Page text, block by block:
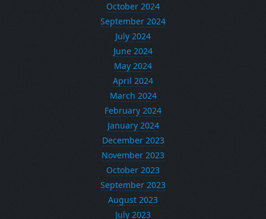
October 2024
September 2024
July 2024
June 2024
May 2024
April 2024
March 2024
February 2024
January 2024
December 2023
November 2023
October 2023
September 2023
August 2023
July 2023